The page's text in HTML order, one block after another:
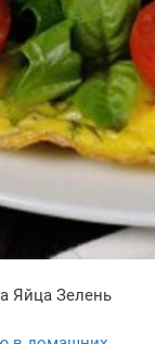
Яйца Зелень